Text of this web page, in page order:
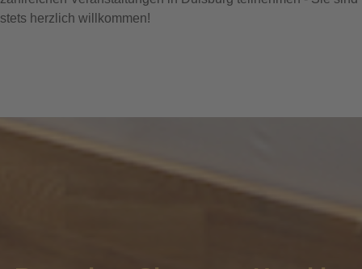
stets herzlich willkommen!